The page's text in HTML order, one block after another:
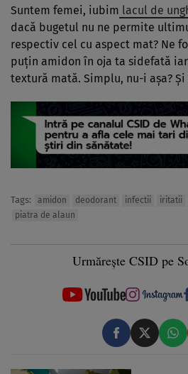
Suntem femei, iubim lacul de
dacă bugetul nu ne permite
respectiv cel cu aspect mat? Ne
puţin amidon în oja ta sidefată
textură mată. Simplu, nu-i aşa?
Tags: amidon deodorant infectii iritatii
piatra de alaun
Urmărește CSID pe